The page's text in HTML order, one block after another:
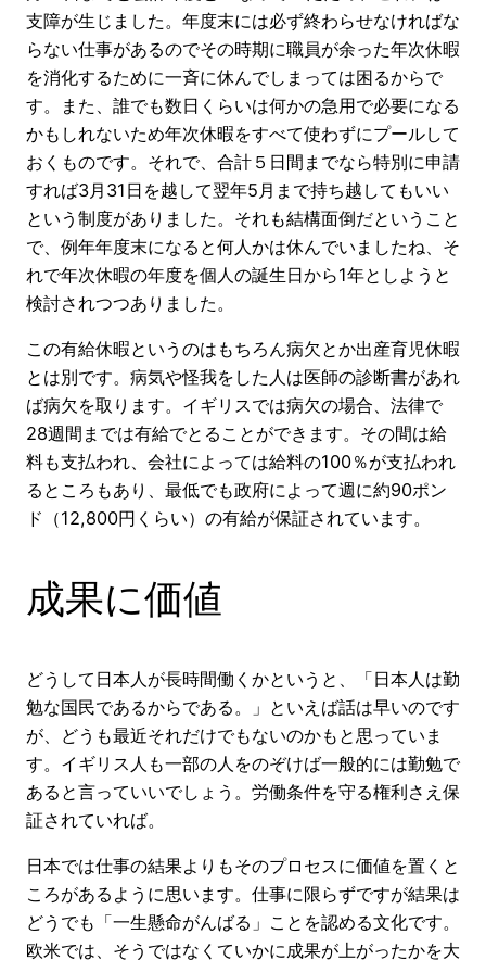
支障が生じました。年度末には必ず終わらせなければな
らない仕事があるのでその時期に職員が余った年次休暇
を消化するために一斉に休んでしまっては困るからで
す。また、誰でも数日くらいは何かの急用で必要になる
かもしれないため年次休暇をすべて使わずにプールして
おくものです。それで、合計５日間までなら特別に申請
すれば3月31日を越して翌年5月まで持ち越してもいい
という制度がありました。それも結構面倒だということ
で、例年年度末になると何人かは休んでいましたね、そ
れで年次休暇の年度を個人の誕生日から1年としようと
検討されつつありました。
この有給休暇というのはもちろん病欠とか出産育児休暇
とは別です。病気や怪我をした人は医師の診断書があれ
ば病欠を取ります。イギリスでは病欠の場合、法律で
28週間までは有給でとることができます。その間は給
料も支払われ、会社によっては給料の100％が支払われ
るところもあり、最低でも政府によって週に約90ポン
ド（12,800円くらい）の有給が保証されています。
成果に価値
どうして日本人が長時間働くかというと、「日本人は勤
勉な国民であるからである。」といえば話は早いのです
が、どうも最近それだけでもないのかもと思っていま
す。イギリス人も一部の人をのぞけば一般的には勤勉で
あると言っていいでしょう。労働条件を守る権利さえ保
証されていれば。
日本では仕事の結果よりもそのプロセスに価値を置くと
ころがあるように思います。仕事に限らずですが結果は
どうでも「一生懸命がんばる」ことを認める文化です。
欧米では、そうではなくていかに成果が上がったかを大